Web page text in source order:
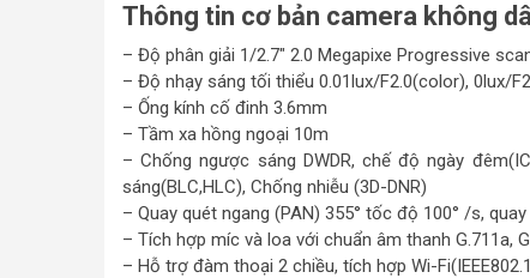
Thông tin cơ bản camera không
– Độ phân giải 1/2.7″ 2.0 Megapixe Progressive
– Độ nhạy sáng tối thiểu 0.01lux/F2.0(color), 0lux/
– Ống kính cố đinh 3.6mm
– Tầm xa hồng ngoại 10m
– Chống ngược sáng DWDR, chế độ ngày
sáng(BLC,HLC), Chống nhiễu (3D-DNR)
– Quay quét ngang (PAN) 355° tốc độ 100° /s,
– Tích hợp míc và loa với chuẩn âm thanh G.711a,
– Hỗ trợ đàm thoại 2 chiều, tích hợp Wi-